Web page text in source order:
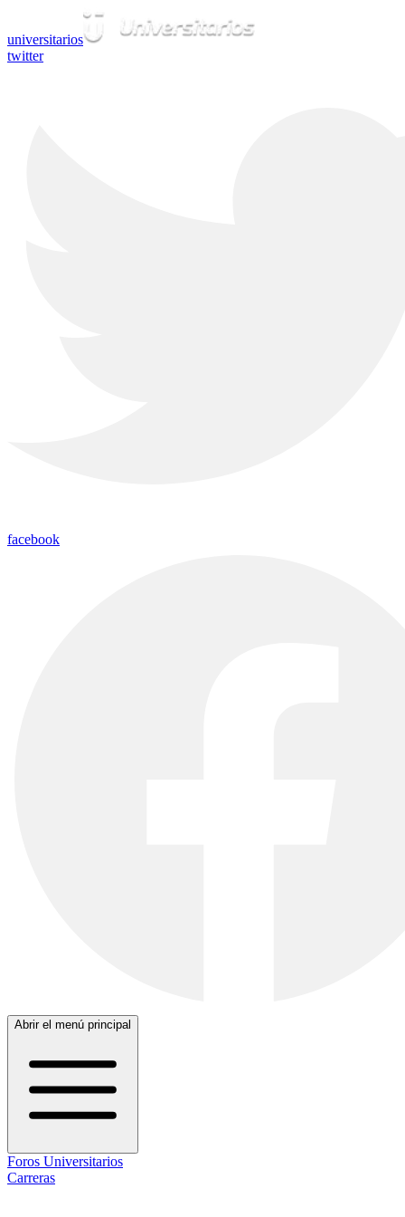
universitarios
twitter
facebook
Abrir el menú principal
Foros Universitarios
Carreras